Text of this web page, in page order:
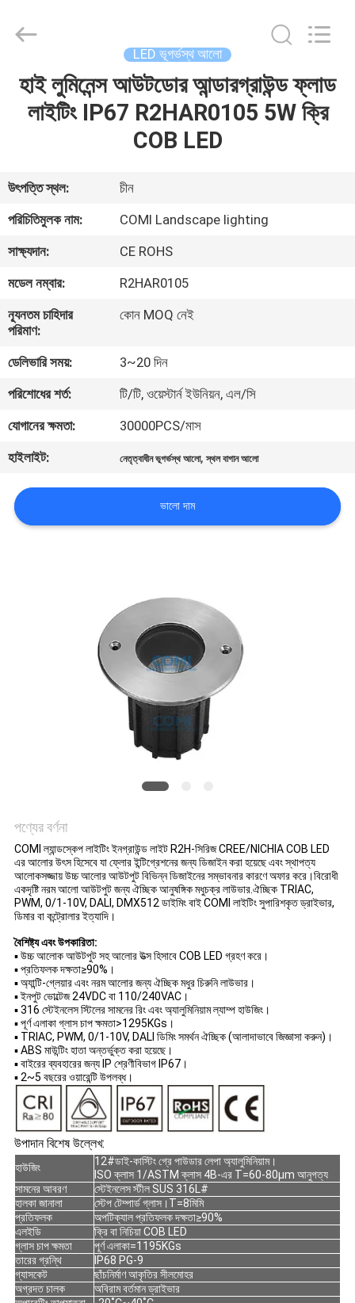
বাড়ি
আমাদের
সম্পর্কে
কারখানা
ভ্রমণ
নিয়ন্ত্রণ
যোগাযোগ
করুন
খবর
LIGHTING
LIMITED.
LED ভূগর্ভস্থ আলো
হাই লুমিনেন্স আউটডোর আন্ডারগ্রাউন্ড ফ্লাড
লাইটিং IP67 R2HAR0105 5W ক্রি
COB LED
উৎপত্তি স্থল:
চীন
পরিচিতিমুলক নাম:
COMI Landscape lighting
সাক্ষ্যদান:
CE ROHS
মডেল নম্বার:
R2HAR0105
ন্যূনতম চাহিদার
পরিমাণ:
কোন MOQ নেই
ডেলিভারি সময়:
3~20 দিন
পরিশোধের শর্ত:
টি/টি, ওয়েস্টার্ন ইউনিয়ন, এল/সি
যোগানের ক্ষমতা:
30000PCS/মাস
হাইলাইট:
নেতৃত্বাধীন ভূগর্ভস্থ আলো,স্থল বাগান আলো
ভালো দাম
পণ্যের বর্ণনা
COMI ল্যান্ডস্কেপ লাইটিং ইনগ্রাউন্ড লাইট R2H-সিরিজ CREE/NICHIA COB LED
এর আলোর উৎস হিসেবে যা ফ্লোর ইন্টিগ্রেশনের জন্য ডিজাইন করা হয়েছে এবং স্থাপত্য
আলোকসজ্জায় উচ্চ আলোর আউটপুট বিভিন্ন ডিজাইনের সম্ভাবনার কারণে অফার করে।বিরোধী
একদৃষ্টি নরম আলো আউটপুট জন্য ঐচ্ছিক আনুষঙ্গিক মধুচক্র লাউভার.ঐচ্ছিক TRIAC,
PWM, 0/1-10V, DALI, DMX512 ডাইমিং বাই COMI লাইটিং সুপারিশকৃত ড্রাইভার,
ডিমার বা কন্ট্রোলার ইত্যাদি।
বৈশিষ্ট্য এবং উপকারিতা:
▪ উচ্চ আলোক আউটপুট সহ আলোর উত্স হিসাবে COB LED গ্রহণ করে।
▪ প্রতিফলক দক্ষতা≥90%।
▪ অ্যান্টি-গ্লেয়ার এবং নরম আলোর জন্য ঐচ্ছিক মধুর চিরুনি লাউভার।
▪ ইনপুট ভোল্টেজ 24VDC বা 110/240VAC।
▪ 316 স্টেইনলেস স্টিলের সামনের রিং এবং অ্যালুমিনিয়াম ল্যাম্প হাউজিং।
▪ পূর্ণ এলাকা গ্লাস চাপ ক্ষমতা>1295KGs।
▪ TRIAC, PWM, 0/1-10V, DALI ডিমিংসমর্থন ঐচ্ছিক (আলাদাভাবে জিজ্ঞাসা করুন)।
▪ ABS মাউন্টিং হাতা অন্তর্ভুক্ত করা হয়েছে।
▪ বাইরের ব্যবহারের জন্য IP শ্রেণীবিভাগ IP67।
▪ 2~5 বছরের ওয়ারেন্টি উপলব্ধ।
উপাদান বিশেষ উল্লেখ:
হাউজিং
12#ডাই-কাস্টিং গ্রে পাউডার লেপা অ্যালুমিনিয়াম।
ISO ক্লাস 1/ASTM ক্লাস 4B-এর T=60-80μm আনুগত্য
সামনের আবরণ
স্টেইনলেস স্টীল SUS 316L#
হালকা জানালা
স্টেপ টেম্পার্ড গ্লাস।T=8মিমি
প্রতিফলক
অপটিক্যাল প্রতিফলক দক্ষতা≥90%
এলইডি
ক্রি বা নিচিয়াCOB LED
গ্লাস চাপ ক্ষমতা
পূর্ণ এলাকা=1195KGs
তারের গ্রন্থি
IP68 PG-9
গ্যাসকেট
ছাঁচনির্মাণ আকৃতির সীলমোহর
অগ্রদত চালক
অবিরাম বর্তমান ড্রাইভার